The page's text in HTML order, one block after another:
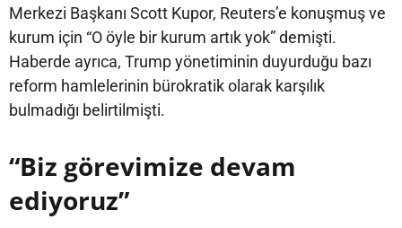
Merkezi Başkanı Scott Kupor, Reuters’e konuşmuş ve
kurum için “O öyle bir kurum artık yok” demişti.
Haberde ayrıca, Trump yönetiminin duyurduğu bazı
reform hamlelerinin bürokratik olarak karşılık
bulmadığı belirtilmişti.
“Biz görevimize devam
ediyoruz”